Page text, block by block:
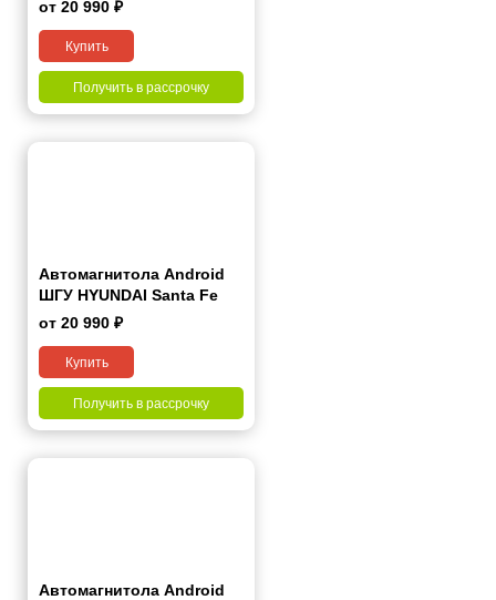
от 20 990 ₽
Купить
Получить в рассрочку
Автомагнитола Android
ШГУ HYUNDAI Santa Fe
2006-2012 9"
от 20 990 ₽
Купить
Получить в рассрочку
Автомагнитола Android